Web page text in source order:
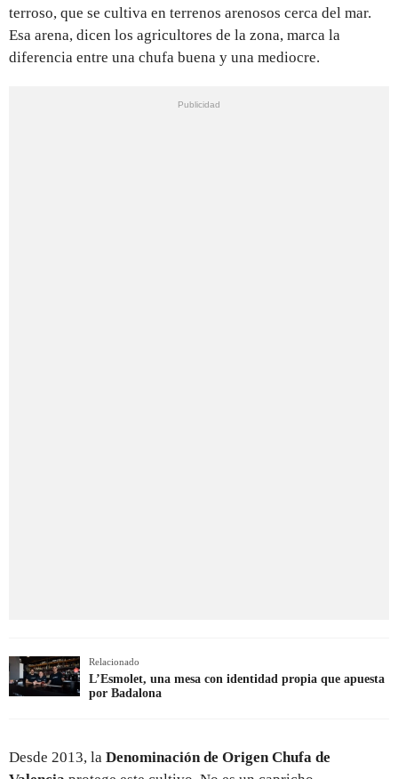
terroso, que se cultiva en terrenos arenosos cerca del mar.
Esa arena, dicen los agricultores de la zona, marca la
diferencia entre una chufa buena y una mediocre.
Relacionado
L’Esmolet, una mesa con identidad propia que apuesta
por Badalona
Desde 2013, la Denominación de Origen Chufa de